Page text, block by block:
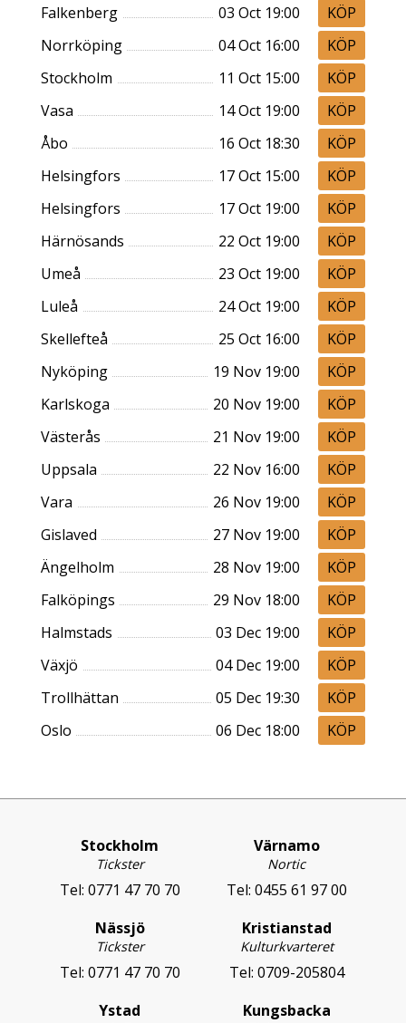
Falkenberg
03 Oct 19:00
Norrköping
04 Oct 16:00
Stockholm
11 Oct 15:00
Vasa
14 Oct 19:00
Åbo
16 Oct 18:30
Helsingfors
17 Oct 15:00
Helsingfors
17 Oct 19:00
Härnösands
22 Oct 19:00
Umeå
23 Oct 19:00
Luleå
24 Oct 19:00
Skellefteå
25 Oct 16:00
Nyköping
19 Nov 19:00
Karlskoga
20 Nov 19:00
Västerås
21 Nov 19:00
Uppsala
22 Nov 16:00
Vara
26 Nov 19:00
Gislaved
27 Nov 19:00
Ängelholm
28 Nov 19:00
Falköpings
29 Nov 18:00
Halmstads
03 Dec 19:00
Växjö
04 Dec 19:00
Trollhättan
05 Dec 19:30
Oslo
06 Dec 18:00
Stockholm
Tickster
Tel: 0771 47 70 70
Värnamo
Nortic
Tel: 0455 61 97 00
Nässjö
Tickster
Tel: 0771 47 70 70
Kristianstad
Kulturkvarteret
Tel: 0709-205804
Ystad
Kungsbacka